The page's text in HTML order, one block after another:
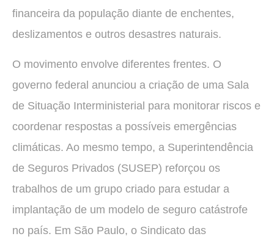
financeira da população diante de enchentes,
deslizamentos e outros desastres naturais.
O movimento envolve diferentes frentes. O
governo federal anunciou a criação de uma Sala
de Situação Interministerial para monitorar riscos e
coordenar respostas a possíveis emergências
climáticas. Ao mesmo tempo, a Superintendência
de Seguros Privados (SUSEP) reforçou os
trabalhos de um grupo criado para estudar a
implantação de um modelo de seguro catástrofe
no país. Em São Paulo, o Sindicato das